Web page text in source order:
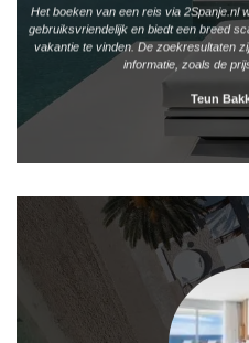
Het boeken van een reis via 2Spanje.nl
gebruiksvriendelijk en biedt een breed
vakantie te vinden. De zoekresultaten
informatie, zoals de
Teun